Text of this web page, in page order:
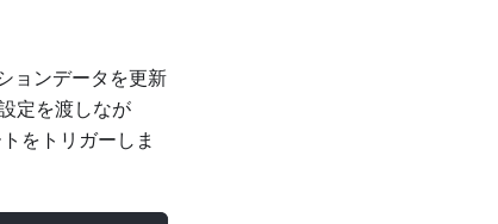
ョンデータを更新
定を渡しなが
をトリガーしま